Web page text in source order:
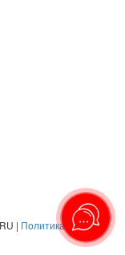
| Политика